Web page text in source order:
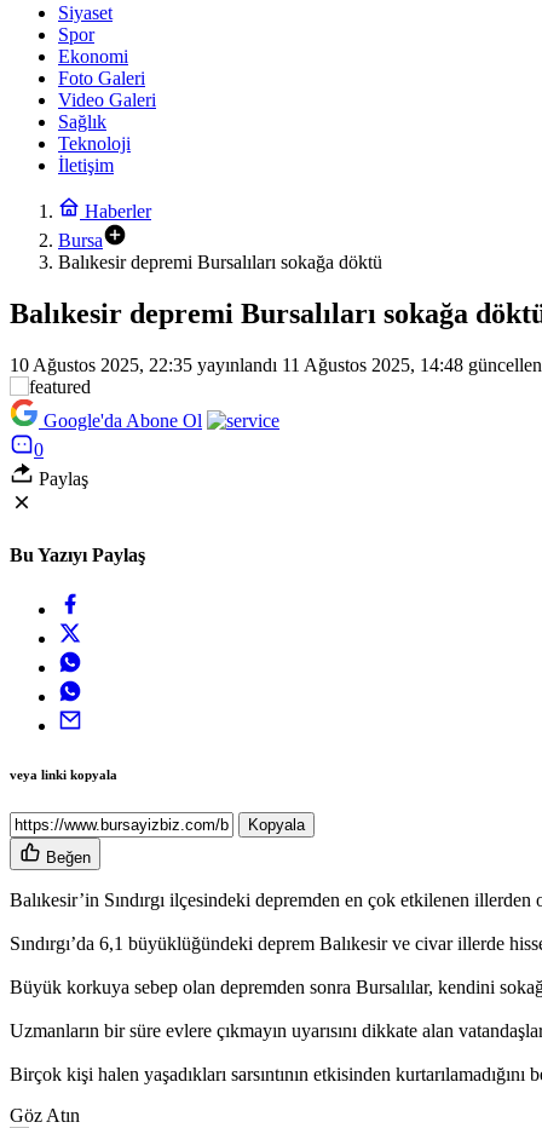
Siyaset
Spor
Ekonomi
Foto Galeri
Video Galeri
Sağlık
Teknoloji
İletişim
Haberler
Bursa
Balıkesir depremi Bursalıları sokağa döktü
Balıkesir depremi Bursalıları sokağa
10 Ağustos 2025, 22:35 yayınlandı 11 Ağustos 2025, 14:48
Google'da Abone Ol
0
Paylaş
Bu Yazıyı Paylaş
veya linki kopyala
Kopyala
Beğen
Balıkesir’in Sındırgı ilçesindeki depremden en çok etkilenen
Sındırgı’da 6,1 büyüklüğündeki deprem Balıkesir ve civar illerde
Büyük korkuya sebep olan depremden sonra Bursalılar, kendini
Uzmanların bir süre evlere çıkmayın uyarısını dikkate alan
Birçok kişi halen yaşadıkları sarsıntının etkisinden
Göz Atın